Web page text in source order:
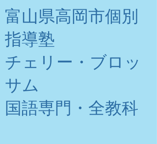
富山県高岡市個別
指導塾
チェリー・ブロッ
サム
​国語専門・全教科